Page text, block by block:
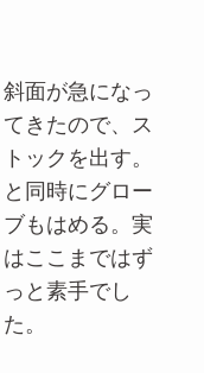
斜面が急になっ
てきたので、ス
トックを出す。
と同時にグロー
ブもはめる。実
はここまではず
っと素手でし
た。